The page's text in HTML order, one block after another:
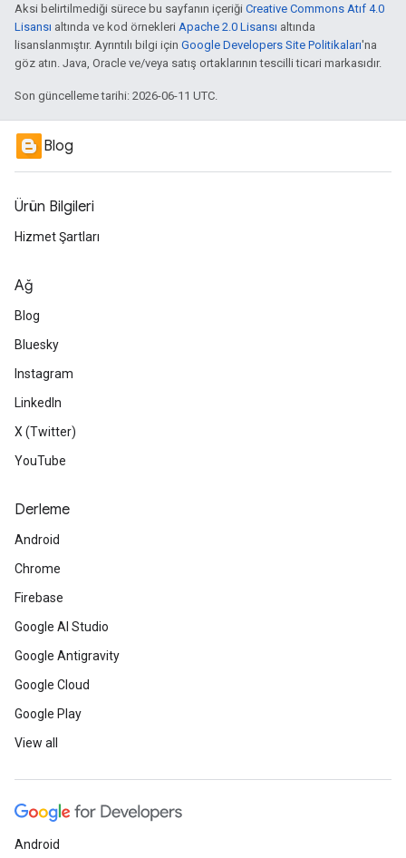
Aksi belirtilmediği sürece bu sayfanın içeriği Creative Commons Atıf 4.0
Lisansı altında ve kod örnekleri Apache 2.0 Lisansı altında
lisanslanmıştır. Ayrıntılı bilgi için Google Developers Site Politikaları'na
göz atın. Java, Oracle ve/veya satış ortaklarının tescilli ticari markasıdır.
Son güncelleme tarihi: 2026-06-11 UTC.
Blog
Ürün Bilgileri
Hizmet Şartları
Ağ
Blog
Bluesky
Instagram
LinkedIn
X (Twitter)
YouTube
Derleme
Android
Chrome
Firebase
Google AI Studio
Google Antigravity
Google Cloud
Google Play
View all
Android